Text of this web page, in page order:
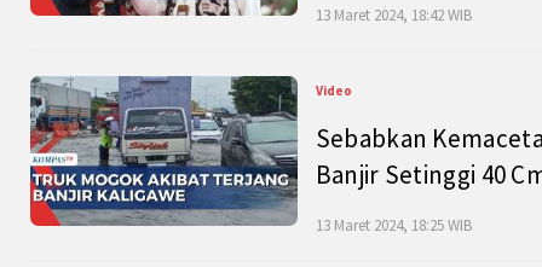
13 Maret 2024, 18:42 WIB
Video
Sebabkan
Banjir Setinggi 40
13 Maret 2024, 18:25 WIB